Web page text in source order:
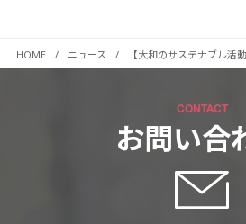
HOME ニュース 【大和のサステナブル
CONTACT
お問い合